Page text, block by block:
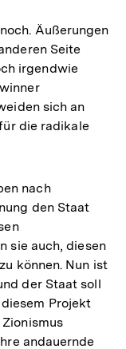
Äußerungen
Seite
irgendwie
sich an
die radikale
nach
den Staat
sie auch, diesen
können. Nun ist
der Staat soll
Projekt
andauernde